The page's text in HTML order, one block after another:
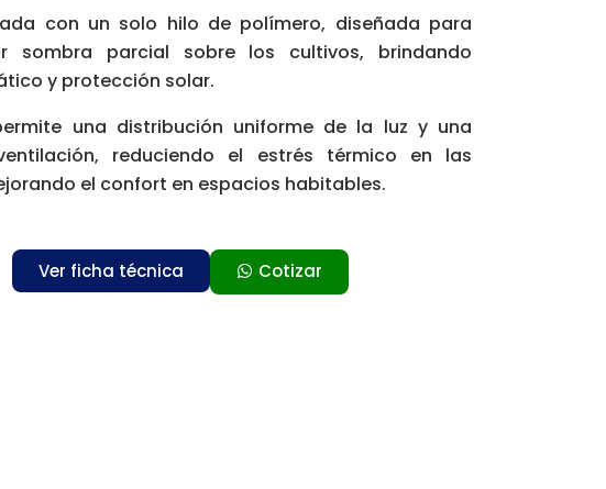
con un solo hilo de polímero, diseñada para
sombra parcial sobre los cultivos, brindando
y protección solar.
una distribución uniforme de la luz y una
reduciendo el estrés térmico en las
el confort en espacios habitables.
Ver ficha técnica Cotizar